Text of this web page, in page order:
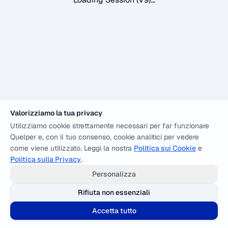
Valorizziamo la tua privacy
Utilizziamo cookie strettamente necessari per far funzionare
Quelper e, con il tuo consenso, cookie analitici per vedere
come viene utilizzato. Leggi la nostra Politica sui Cookie e
Politica sulla Privacy.
Personalizza
Rifiuta non essenziali
Accetta tutto